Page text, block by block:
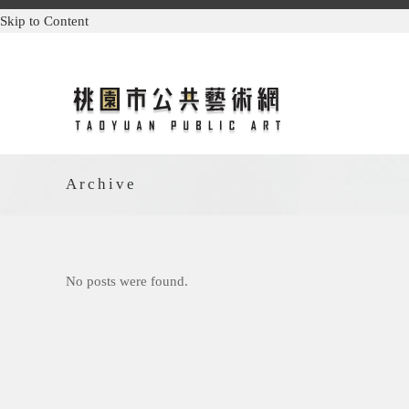
Skip to Content
Archive
No posts were found.